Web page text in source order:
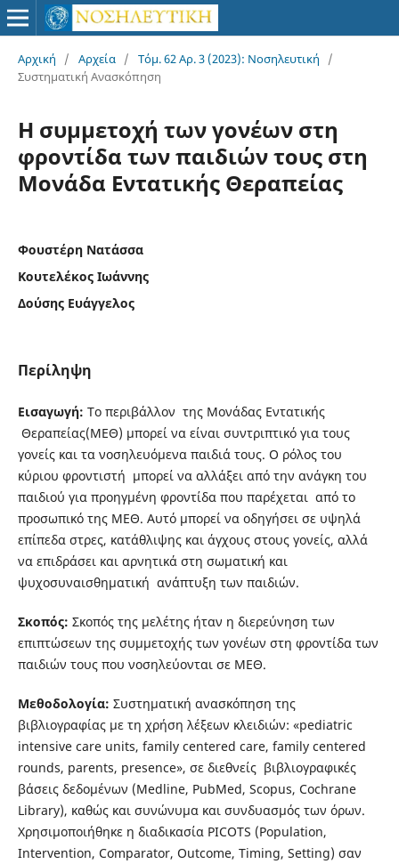
Αρχική / Αρχεία / Τόμ. 62 Αρ. 3 (2023): Νοσηλευτική
/
Συστηματική Ανασκόπηση
Η συμμετοχή των γονέων στη
φροντίδα των παιδιών τους στη
Μονάδα Εντατικής Θεραπείας
Φουστέρη Νατάσσα
Κουτελέκος Ιωάννης
Δούσης Ευάγγελος
Περίληψη
Εισαγωγή: Το περιβάλλον της Μονάδας Εντατικής
Θεραπείας(ΜΕΘ) μπορεί να είναι συντριπτικό για τους
γονείς και τα νοσηλευόμενα παιδιά τους. Ο ρόλος του
κύριου φροντιστή μπορεί να αλλάξει από την ανάγκη του
παιδιού για προηγμένη φροντίδα που παρέχεται από το
προσωπικό της ΜΕΘ. Αυτό μπορεί να οδηγήσει σε υψηλά
επίπεδα στρες, κατάθλιψης και άγχους στους γονείς, αλλά
να επιδράσει και αρνητικά στη σωματική και
ψυχοσυναισθηματική ανάπτυξη των παιδιών.
Σκοπός: Σκοπός της μελέτης ήταν η διερεύνηση των
επιπτώσεων της συμμετοχής των γονέων στη φροντίδα των
παιδιών τους που νοσηλεύονται σε ΜΕΘ.
Μεθοδολογία: Συστηματική ανασκόπηση της
βιβλιογραφίας με τη χρήση λέξεων κλειδιών: «pediatric
intensive care units, family centered care, family centered
rounds, parents, presence», σε διεθνείς βιβλιογραφικές
βάσεις δεδομένων (Medline, PubMed, Scopus, Cochrane
Library), καθώς και συνώνυμα και συνδυασμός των όρων.
Χρησιμοποιήθηκε η διαδικασία PICOTS (Population,
Intervention, Comparator, Outcome, Timing, Setting) σαν